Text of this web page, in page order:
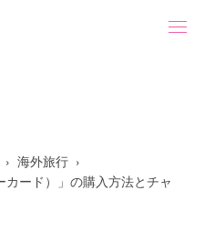
海外旅行
ード）」の購入方法とチャ